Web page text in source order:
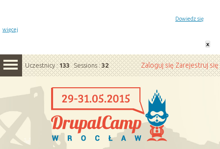
Dowiedz się
więcej
x
Uczestnicy :133 Sessions :32 Zaloguj sięZarejestruj się